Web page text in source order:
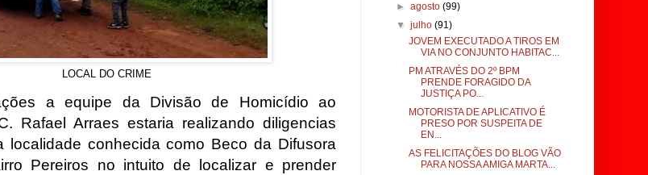
LOCAL DO CRIME
a equipe da Divisão de Homicídio ao
Rafael Arraes estaria realizando diligencias
localidade conhecida como Beco da Difusora
Pereiros no intuito de localizar e prender
►agosto(99)
▼julho(91)
JOVEM EXECUTADO A TIROS EM
VIA NO CONJUNTO HABITAC...
PM ATRAVÉS DO 2º BPM
PRENDE FORAGIDO DA
JUSTIÇA PO...
MOTORISTA DE APLICATIVO É
PRESO POR SUSPEITA DE
EN...
AS FELICITAÇÕES DO BLOG VÃO
PARA NOSSA AMIGA MARTA...